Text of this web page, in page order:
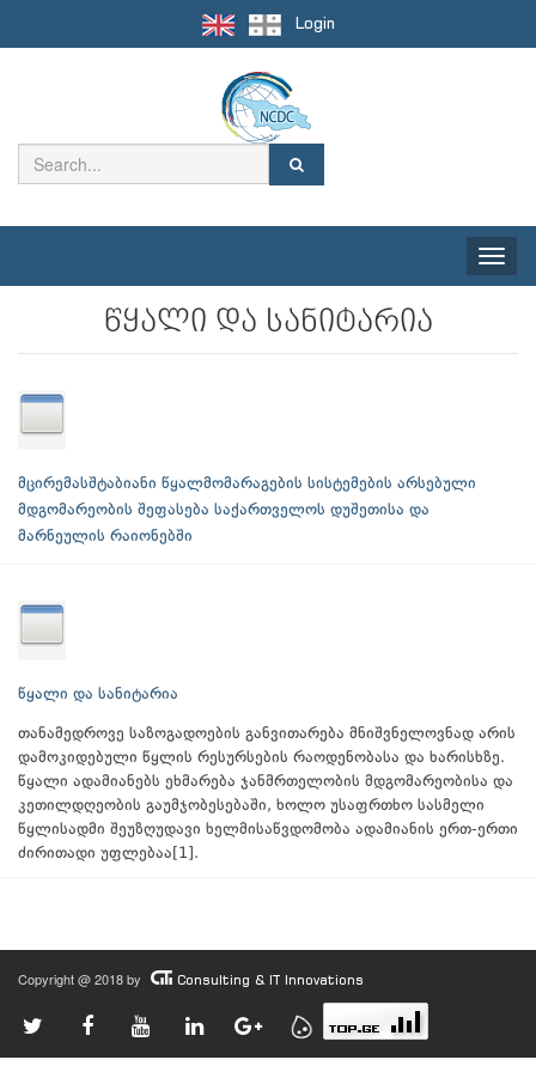
Login
Toggle
წყალი და სანიტარია
მცირემასშტაბიანი წყალმომარაგების სისტემების არსებული
მდგომარეობის შეფასება საქართველოს დუშეთისა და
მარნეულის რაიონებში
წყალი და სანიტარია
თანამედროვე საზოგადოების განვითარება მნიშვნელოვნად არის
დამოკიდებული წყლის რესურსების რაოდენობასა და ხარისხზე.
წყალი ადამიანებს ეხმარება ჯანმრთელობის მდგომარეობისა და
კეთილდღეობის გაუმჯობესებაში, ხოლო უსაფრთხო სასმელი
წყლისადმი შეუზღუდავი ხელმისაწვდომობა ადამიანის ერთ-ერთი
ძირითადი უფლებაა[1].
Copyright @ 2018 by Consulting & IT Innovations